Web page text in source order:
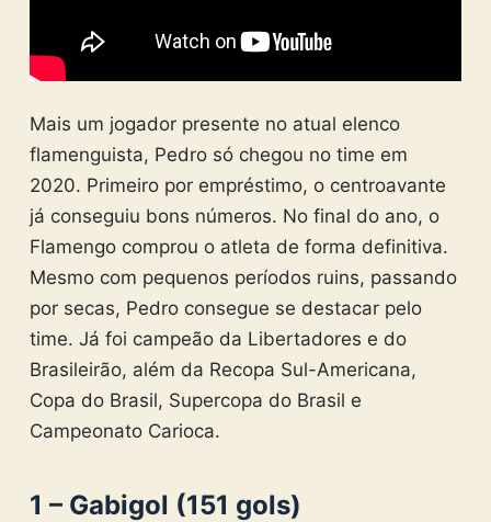
Mais um jogador presente no atual elenco
flamenguista, Pedro só chegou no time em
2020. Primeiro por empréstimo, o centroavante
já conseguiu bons números. No final do ano, o
Flamengo comprou o atleta de forma definitiva.
Mesmo com pequenos períodos ruins, passando
por secas, Pedro consegue se destacar pelo
time. Já foi campeão da Libertadores e do
Brasileirão, além da Recopa Sul-Americana,
Copa do Brasil, Supercopa do Brasil e
Campeonato Carioca.
1 – Gabigol (151 gols)